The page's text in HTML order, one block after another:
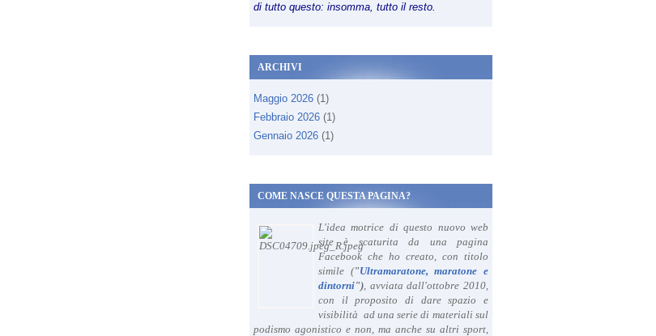
di tutto questo: insomma, tutto il resto.
ARCHIVI
Maggio 2026 (1)
Febbraio 2026 (1)
Gennaio 2026 (1)
COME NASCE QUESTA PAGINA?
L'idea motrice di questo nuovo web
site è scaturita da una pagina
Facebook che ho creato, con titolo
simile ("Ultramaratone, maratone e
dintorni"), avviata dall'ottobre 2010,
con il proposito di dare spazio e
visibilità ad una serie di materiali sul
podismo agonistico e non, ma anche su altri sport,